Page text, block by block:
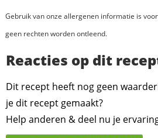
Gebruik van onze allergenen informatie is
geen rechten worden ontleend.
Reacties op dit
Dit recept heeft nog geen
je dit recept gemaakt?
Help anderen & deel nu je